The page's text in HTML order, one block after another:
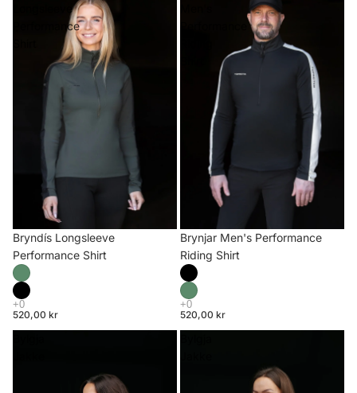
Longsleeve
Performance
Bryndís Longsleeve
Performance Shirt
520,00 kr
Brynjar Men's Performance
Riding Shirt
520,00 kr